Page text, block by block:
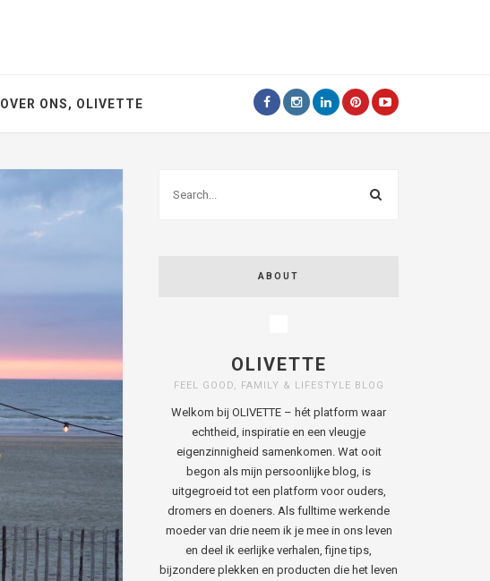
OVER ONS, OLIVETTE
ABOUT
OLIVETTE
FEEL GOOD, FAMILY & LIFESTYLE BLOG
Welkom bij OLIVETTE – hét platform waar
echtheid, inspiratie en een vleugje
eigenzinnigheid samenkomen. Wat ooit
begon als mijn persoonlijke blog, is
uitgegroeid tot een platform voor ouders,
dromers en doeners. Als fulltime werkende
moeder van drie neem ik je mee in ons leven
en deel ik eerlijke verhalen, fijne tips,
bijzondere plekken en producten die het leven